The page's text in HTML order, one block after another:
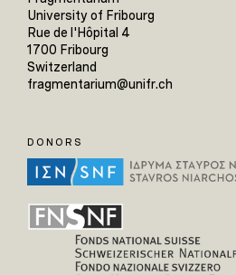
University of Fribourg
Rue de l'Hôpital 4
1700 Fribourg
Switzerland
fragmentarium@unifr.ch
DONORS